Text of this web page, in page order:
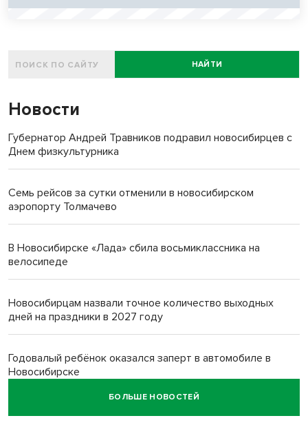
НАЙТИ
Новости
Губернатор Андрей Травников подравил новосибирцев с
Днем физкультурника
Семь рейсов за сутки отменили в новосибирском
аэропорту Толмачево
В Новосибирске «Лада» сбила восьмиклассника на
велосипеде
Новосибирцам назвали точное количество выходных
дней на праздники в 2027 году
Годовалый ребёнок оказался заперт в автомобиле в
Новосибирске
Всем миром: жители новосибирской деревни помогли
БОЛЬШЕ НОВОСТЕЙ